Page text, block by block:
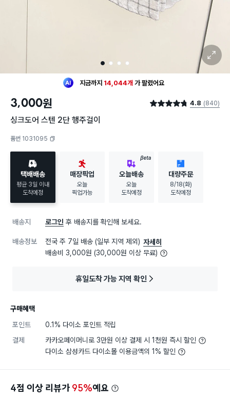
1 2 3 4
확대 보기
최근 한달345명이구매했어요
지금까지 14,044개 가팔렸어요
구매했어요
30대 여성
3,000원 별점 4.8점 4.8 (840)
싱크도어 스텐 2단 행주걸이
품번 1031095
택배배송
평균 3일 이내
도착예정
매장픽업
오늘
픽업가능
BETA
오늘배송
오늘
도착예정
대량주문
8/18(화)
도착예정
배송지 로그인 후 배송지를 확인해 보세요.
배송정보 전국 주 7일 배송 (일부 지역 제외) 자세히
배송비 3,000원 (30,000원 이상 무료)
휴일도착 가능 지역 확인
구매혜택
포인트
0.1% 다이소 포인트 적립
결제
카카오페이머니로 3만원 이상 결제 시 1천원 즉시 할인
다이소 삼성카드 다이소몰 이용금액의 1% 할인
4점 이상 리뷰가 95%예요